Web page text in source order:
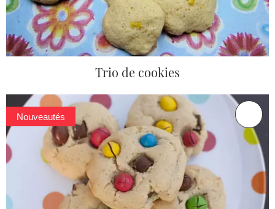
Trio de cookies
Nouveautés